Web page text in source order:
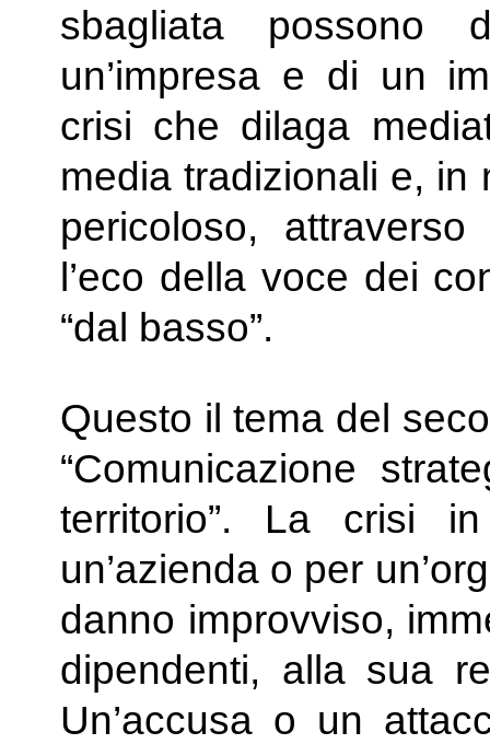
sbagliata possono
un’impresa e di un
crisi che dilaga
media tradizionali e, in
pericoloso,
l’eco della voce dei
“dal basso”.
Questo il tema del
“Comunicazione
territorio”. La crisi
un’azienda o per
danno improvviso,
dipendenti, alla sua
Un’accusa o un